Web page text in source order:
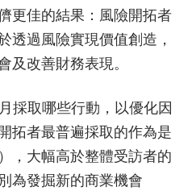
更佳的結果：風險開拓者
透過風險實現價值創造，
及改善財務表現。
採取哪些行動，以優化因
拓者最普遍採取的作為是
，大幅高於整體受訪者的
為發掘新的商業機會